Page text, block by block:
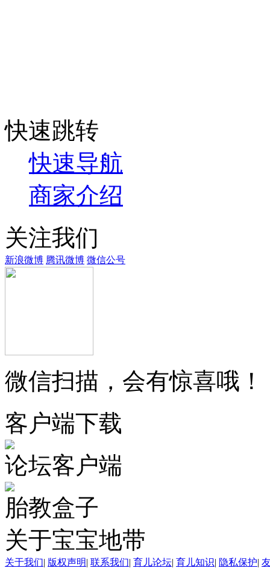
快速跳转
快速导航
商家介绍
关注我们
新浪微博 腾讯微博 微信公号
微信扫描，会有惊喜哦！
客户端下载
论坛客户端
胎教盒子
关于宝宝地带
关于我们| 版权声明| 联系我们| 育儿论坛| 育儿知识| 隐私保护|